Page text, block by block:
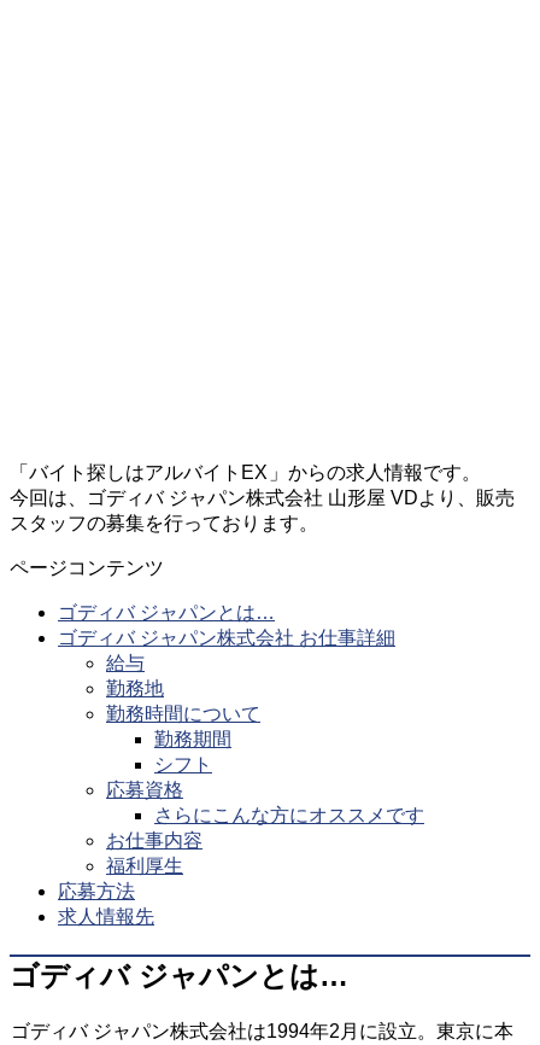
「バイト探しはアルバイトEX 」からの求人情報です。
今回は、ゴディバ ジャパン株式会社 山形屋 VDより、販売
スタッフの募集を行っております。
ページコンテンツ
ゴディバ ジャパンとは…
ゴディバ ジャパン株式会社 お仕事詳細
給与
勤務地
勤務時間について
勤務期間
シフト
応募資格
さらにこんな方にオススメです
お仕事内容
福利厚生
応募方法
求人情報先
ゴディバ ジャパンとは…
ゴディバ ジャパン株式会社は1994年2月に設立。東京に本